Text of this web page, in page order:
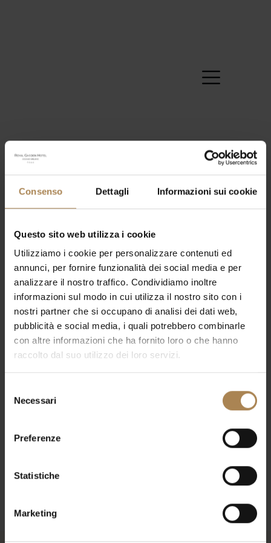
Consenso Dettagli Informazioni sui cookie
Questo sito web utilizza i cookie
Utilizziamo i cookie per personalizzare contenuti ed
annunci, per fornire funzionalità dei social media e per
analizzare il nostro traffico. Condividiamo inoltre
informazioni sul modo in cui utilizza il nostro sito con i
nostri partner che si occupano di analisi dei dati web,
pubblicità e social media, i quali potrebbero combinarle
con altre informazioni che ha fornito loro o che hanno
raccolto dal suo utilizzo dei loro servizi.
delNecessari
Preferenze
Statistiche
Marketing
Notice
next upcoming events.
Events
Search
and
Views
03/22/2026
Select
date.
Previous Day
Next Day
Subscribe to calendar